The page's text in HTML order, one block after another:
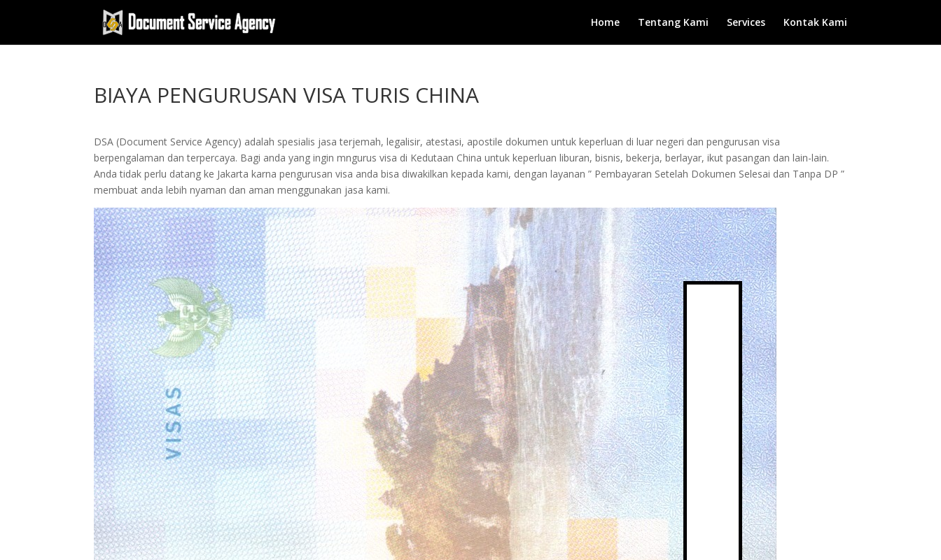
Home Tentang Kami Services Kontak Kami
BIAYA PENGURUSAN VISA TURIS CHINA
DSA (Document Service Agency) adalah spesialis jasa terjemah, legalisir, atestasi, apostile dokumen untuk keperluan di luar negeri dan pengurusan visa
berpengalaman dan terpercaya. Bagi anda yang ingin mngurus visa di Kedutaan China untuk keperluan liburan, bisnis, bekerja, berlayar, ikut pasangan dan lain-lain.
Anda tidak perlu datang ke Jakarta karna pengurusan visa anda bisa diwakilkan kepada kami, dengan layanan ” Pembayaran Setelah Dokumen Selesai dan Tanpa DP ”
membuat anda lebih nyaman dan aman menggunakan jasa kami.